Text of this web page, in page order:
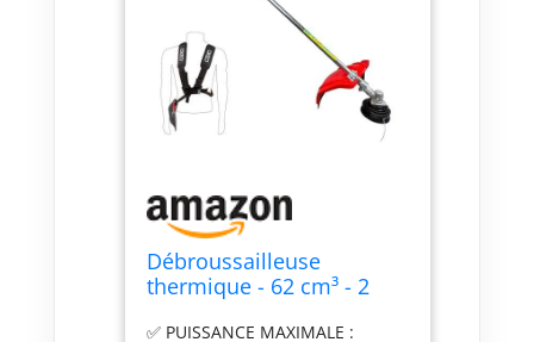
Débroussailleuse
thermique - 62 cm³ - 2
Essence - 2en1 - Coupe-
✅ PUISSANCE MAXIMALE :